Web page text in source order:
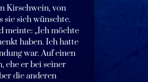
Kirschwein, von
sie sich wünschte.
meinte: „Ich möchte
haben. Ich hatte
war. Auf einen
ehe er bei seiner
die anderen